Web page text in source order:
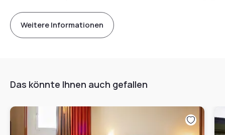
Weitere Informationen
Das könnte Ihnen auch gefallen